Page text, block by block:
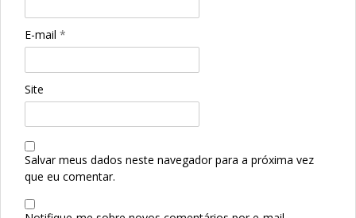
E-mail *
Site
Salvar meus dados neste navegador para a próxima vez
que eu comentar.